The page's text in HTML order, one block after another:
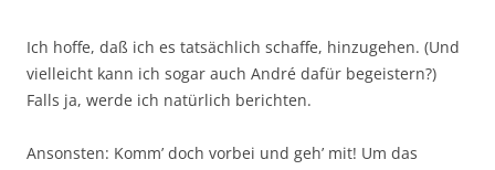
Ich hoffe, daß ich es tatsächlich schaffe, hinzugehen. (Und
vielleicht kann ich sogar auch André dafür begeistern?)
Falls ja, werde ich natürlich berichten.
Ansonsten: Komm’ doch vorbei und geh’ mit! Um das